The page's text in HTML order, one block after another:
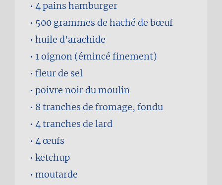
4pains hamburger
500 grammes de haché de bœuf
huile d'arachide
1oignon (émincé finement)
fleur de sel
poivre noir du moulin
8 tranches de fromage, fondu
4 tranches de lard
4œufs
ketchup
moutarde